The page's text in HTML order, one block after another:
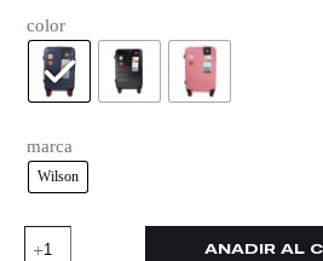
color
marca
Wilson
AÑADIR AL